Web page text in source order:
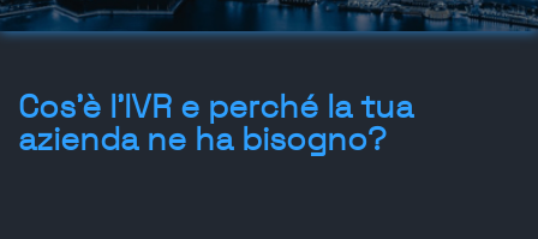
Dansk
Cos'è l'IVR e perché la tua
azienda ne ha bisogno?